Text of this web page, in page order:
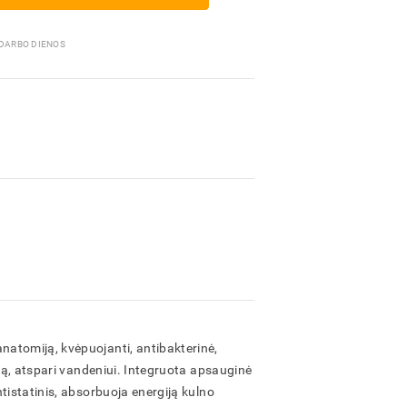
Pakavimo medžiagos
DIENOS
kvėpuojanti, antibakterinė,
atspari vandeniui. Integruota apsauginė
absorbuoja energiją kulno